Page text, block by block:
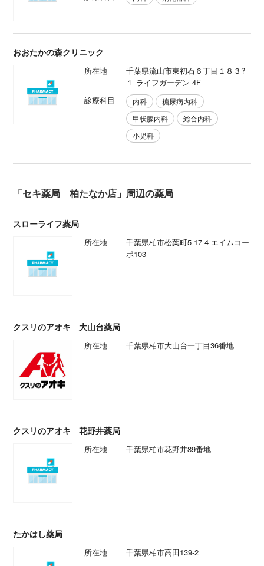
おおたかの森クリニック
所在地
千葉県流山市東初石６丁目１８３?
１ ライフガーデン 4F
診療科目
内科
糖尿病内科
甲状腺内科
総合内科
小児科
「セキ薬局 柏たなか店」周辺の薬局
スローライフ薬局
所在地
千葉県柏市松葉町5-17-4 エイムコー
ポ103
クスリのアオキ 大山台薬局
所在地 千葉県柏市大山台一丁目36番地
クスリのアオキ 花野井薬局
所在地 千葉県柏市花野井89番地
たかはし薬局
所在地 千葉県柏市高田139-2